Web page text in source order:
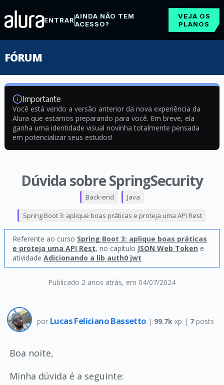
ENTRARAINDA NÃO TEM
ACESSO?
VEJA OS
PLANOS
FÓRUM
Importante
Você está vendo a versão anterior da nova experiência da
Alura que estamos preparando para você. Em breve, ela
ganha uma identidade visual novinha totalmente pensada
em potencializar seus estudos!
Dúvida sobre SpringSecurity
Publicado 2 anos atrás, em 04/07/2024
Back-end Java
Spring Boot 3: aplique boas práticas e proteja uma API Rest
Referente ao curso Spring Boot 3: aplique boas práticas
e proteja uma API Rest, no capítulo JSON Web Token e
atividade Adicionando a lib auth0 jwt
por Lucas Feliciano Bassetto | 99.7k xp | 7posts
Boa noite,
Minha dúvida é a seguinte: